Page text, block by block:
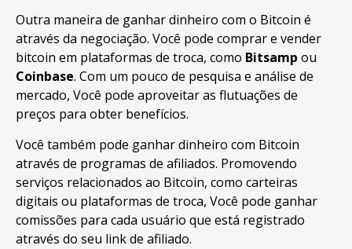
Outra maneira de ganhar dinheiro com o Bitcoin é
através da negociação. Você pode comprar e vender
bitcoin em plataformas de troca, como Bitsamp ou
Coinbase. Com um pouco de pesquisa e análise de
mercado, Você pode aproveitar as flutuações de
preços para obter benefícios.
Você também pode ganhar dinheiro com Bitcoin
através de programas de afiliados. Promovendo
serviços relacionados ao Bitcoin, como carteiras
digitais ou plataformas de troca, Você pode ganhar
comissões para cada usuário que está registrado
através do seu link de afiliado.